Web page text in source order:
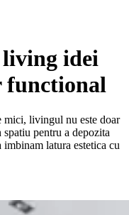
idei
functional
mici, livingul nu este doar
pentru a depozita
latura estetica cu